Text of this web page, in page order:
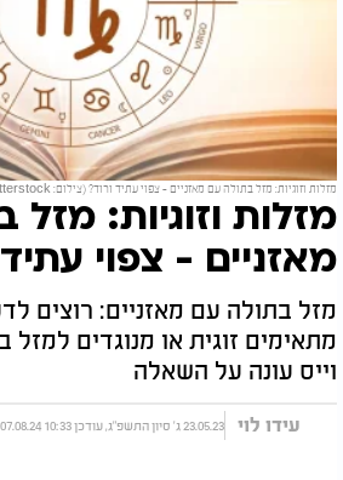
מזלות וזוגיות: מזל בתולה עם מאזניים - צפוי עתיד ורוד? (צילום: E.Va /shutterstock)
מזלות וזוגיות:
מאזניים - צפוי
מזל בתולה עם מאזניים: רוצים
מתאימים זוגית או מנוגדים
וייס עונה על השאלה
עידו לוי 23.05.23 ג' סיון התשפ"ג, עודכן 10:33 07.08.24